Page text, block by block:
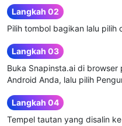
Langkah 02
Pilih tombol bagikan lalu pilih
Langkah 03
Buka Snapinsta.ai di
Android Anda, lalu pilih
Langkah 04
Tempel tautan yang disalin